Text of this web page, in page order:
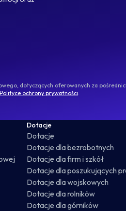
dotyczących oferowanych za
Polityce ochrony prywatności.
Dotacje
Dotacje
Dotacje dla bezrobotnych
Dotacje dla firm i szkół
Dotacje dla poszukujących
Dotacje dla wojskowych
Dotacje dla rolników
Dotacje dla górników